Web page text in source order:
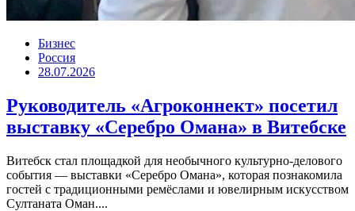
Бизнес
Россия
28.07.2026
Руководитель «Агроконнект» посетил
выставку «Серебро Омана» в Витебске
Витебск стал площадкой для необычного культурно-делового
события — выставки «Серебро Омана», которая познакомила
гостей с традиционными ремёслами и ювелирным искусством
Султаната Оман....